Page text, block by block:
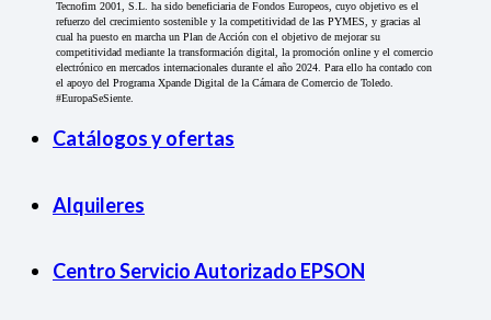
Tecnofim 2001, S.L. ha sido beneficiaria de Fondos Europeos, cuyo objetivo es el
refuerzo del crecimiento sostenible y la competitividad de las PYMES, y gracias al
cual ha puesto en marcha un Plan de Acción con el objetivo de mejorar su
competitividad mediante la transformación digital, la promoción online y el comercio
electrónico en mercados internacionales durante el año 2024. Para ello ha contado con
el apoyo del Programa Xpande Digital de la Cámara de Comercio de Toledo.
#EuropaSeSiente.
Catálogos y ofertas
Alquileres
Centro Servicio Autorizado EPSON